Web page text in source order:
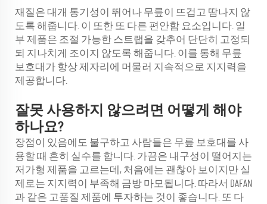
재질은 대개 통기성이 뛰어나 무릎이 뜨겁고 땀나지 않
도록 해줍니다. 이 또한 또 다른 편안함 요소입니다. 일
부 제품은 조절 가능한 스트랩을 갖추어 단단히 고정되
되 지나치게 조이지 않도록 해줍니다. 이를 통해 무릎
보호대가 항상 제자리에 머물러 지속적으로 지지력을
제공합니다.
잘못 사용하지 않으려면 어떻게 해야
하나요?
장점이 있음에도 불구하고 사람들은 무릎 보호대를 사
용할 때 흔히 실수를 합니다. 가끔은 내구성이 떨어지는
저가형 제품을 고르는데, 처음에는 괜찮아 보이지만 실
제로는 지지력이 부족해 금방 마모됩니다. 따라서 DAFAN
과 같은 고품질 제품에 투자하는 것이 좋습니다. 또 다